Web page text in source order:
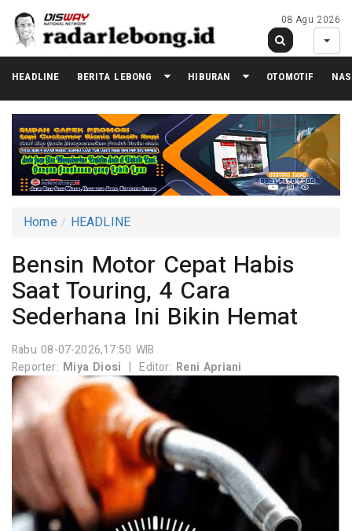
08 Agu 2026
HEADLINE BERITA LEBONG HIBURAN OTOMOTIF
Home HEADLINE
Bensin Motor Cepat Habis
Saat Touring, 4 Cara
Sederhana Ini Bikin Hemat
Rabu 08-07-2026,17:50 WIB
Reporter: Miya Diosi | Editor: Reni Apriani